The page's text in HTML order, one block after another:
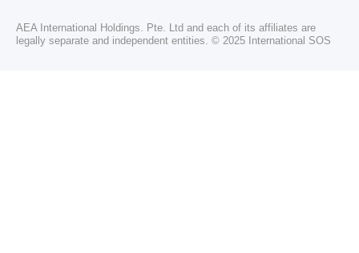
AEA International Holdings. Pte. Ltd and each of its affiliates are
legally separate and independent entities. © 2025 International SOS